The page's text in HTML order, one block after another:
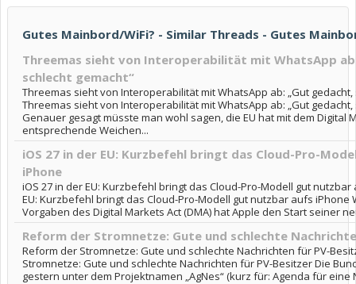
Gutes Mainbord/WiFi? - Similar Threads - Gutes
Threemas sieht von Interoperabilität mit WhatsApp
schlecht gemacht“
Threemas sieht von Interoperabilität mit WhatsApp ab: „Gut gedacht,
Threemas sieht von Interoperabilität mit WhatsApp ab: „Gut gedacht,
Genauer gesagt müsste man wohl sagen, die EU hat mit dem Digital
entsprechende Weichen...
iOS 27 in der EU: Kurzbefehl bringt das Cloud-Pro-
iPhone
iOS 27 in der EU: Kurzbefehl bringt das Cloud-Pro-Modell gut nutzbar
EU: Kurzbefehl bringt das Cloud-Pro-Modell gut nutzbar aufs iPhone
Vorgaben des Digital Markets Act (DMA) hat Apple den Start seiner
Reform der Stromnetze: Gute und schlechte
Reform der Stromnetze: Gute und schlechte Nachrichten für PV-
Stromnetze: Gute und schlechte Nachrichten für PV-Besitzer Die
gestern unter dem Projektnamen „AgNes“ (kurz für: Agenda für eine